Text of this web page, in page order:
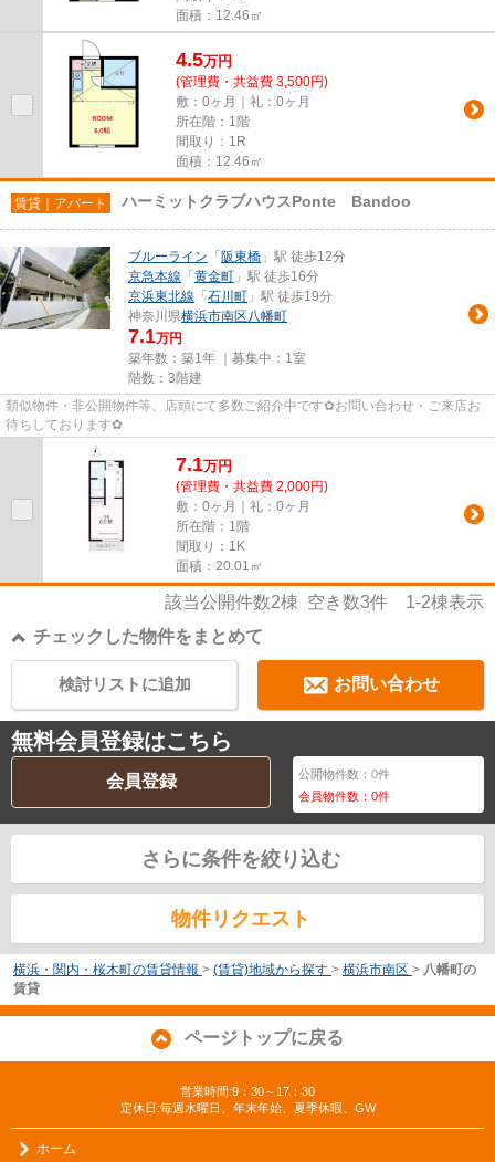
面積：12.46㎡
4.5万円
(管理費・共益費 3,500円)
敷：0ヶ月｜礼：0ヶ月
所在階：1階
間取り：1R
面積：12.46㎡
賃貸｜アパート ハーミットクラブハウスPonte Bandoo
ブルーライン 「 阪東橋 」駅 徒歩12分
京急本線 「 黄金町 」駅 徒歩16分
京浜東北線 「 石川町 」駅 徒歩19分
神奈川県横浜市南区八幡町
7.1万円
築年数：築1年 ｜募集中： 1室
階数：3階建
類似物件・非公開物件等、店頭にて多数ご紹介中です✿お問い合わせ・ご来店お
待ちしております✿
7.1万円
(管理費・共益費 2,000円)
敷：0ヶ月｜礼：0ヶ月
所在階：1階
間取り：1K
面積：20.01㎡
該当公開件数2棟 空き数3件 1-2棟表示
チェックした物件をまとめて
お問い合わせ
検討リストに追加
無料会員登録はこちら
会員登録 公開物件数：0件
会員物件数：0件
さらに条件を絞り込む
物件リクエスト
横浜・関内・桜木町の賃貸情報 > (賃貸)地域から探す > 横浜市南区 > 八幡町の
賃貸
ページトップに戻る
営業時間:9：30～17：30
定休日:毎週水曜日、年末年始、夏季休暇、GW
ホーム